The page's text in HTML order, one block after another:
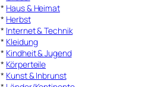
* Haus & Heimat
* Herbst
* Internet & Technik
* Kleidung
* Kindheit & Jugend
* Körperteile
* Kunst & Inbrunst